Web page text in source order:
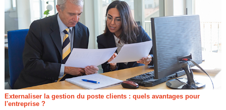
Externaliser la gestion du poste clients : quels avantages pour
l'entreprise ?